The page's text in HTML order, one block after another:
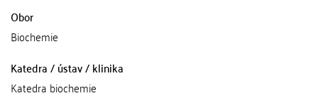
Obor
Biochemie
Katedra / ústav / klinika
Katedra biochemie